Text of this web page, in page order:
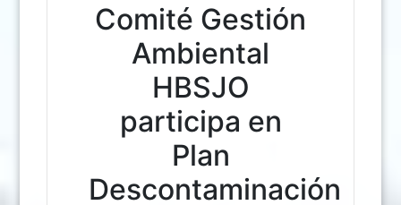
Comité Gestión
Ambiental
HBSJO
participa en
Plan
Descontaminación